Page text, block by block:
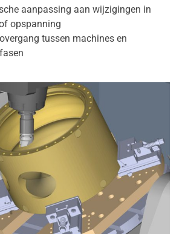
aanpassing aan wijzigingen in
opspanning
tussen machines en